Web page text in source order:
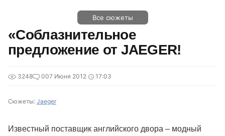
Все сюжеты
«Соблазнительное
предложение от JAEGER!
3248 007 Июня 2012 17:03
Сюжеты: Jaeger
Известный поставщик английского двора – модный